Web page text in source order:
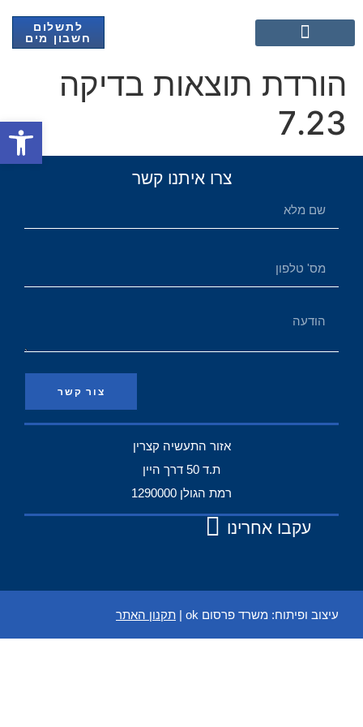
לתשלום
חשבון מים
הורדת תוצאות בדיקה
7.23
צרו איתנו קשר
צור קשר
אזור התעשיה קצרין
ת.ד 50 דרך היין
רמת הגולן 1290000
עקבו אחרינו
עיצוב ופיתוח: משרד פרסום ok | תקנון האתר